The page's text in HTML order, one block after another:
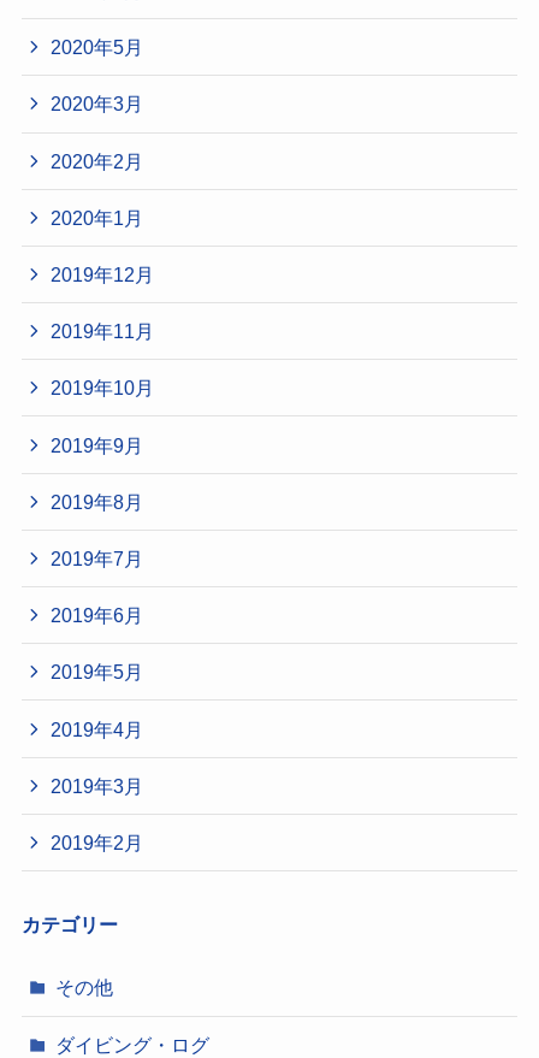
2020年5月
2020年3月
2020年2月
2020年1月
2019年12月
2019年11月
2019年10月
2019年9月
2019年8月
2019年7月
2019年6月
2019年5月
2019年4月
2019年3月
2019年2月
カテゴリー
その他
ダイビング・ログ